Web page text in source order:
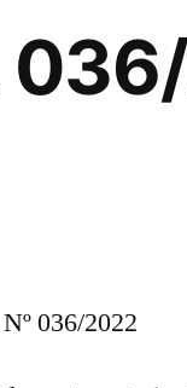
036/2022